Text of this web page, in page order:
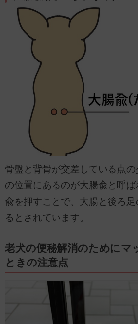
骨盤と背骨が交差している点
の位置にあるのが大腸兪と呼
兪を押すことで、大腸と後ろ
るとされています。
老犬の便秘解消のためにマ
ときの注意点